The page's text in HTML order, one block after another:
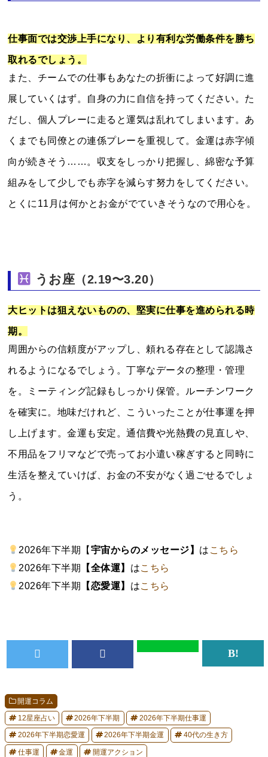
仕事面では交渉上手になり、より有利な労働条件を勝ち
取れるでしょう。
また、チームでの仕事もあなたの折衝によって好調に進
展していくはず。自身の力に自信を持ってください。た
だし、個人プレーに走ると運気は乱れてしまいます。あ
くまでも同僚との連係プレーを重視して。金運は赤字傾
向が続きそう……。収支をしっかり把握し、綿密な予算
組みをして少しでも赤字を減らす努力をしてください。
とくに11月は何かとお金がでていきそうなので用心を。
うお座 （2.19〜3.20）
大ヒットは狙えないものの、堅実に仕事を進められる時
期。
周囲からの信頼度がアップし、頼れる存在として認識さ
れるようになるでしょう。丁寧なデータの整理・管理
を。ミーティング記録もしっかり保管。ルーチンワーク
を確実に。地味だけれど、こういったことが仕事運を押
し上げます。金運も安定。通信費や光熱費の見直しや、
不用品をフリマなどで売ってお小遣い稼ぎすると同時に
生活を整えていけば、お金の不安がなく過ごせるでしょ
う。
2026年下半期【 宇宙からのメッセージ】 は こちら
2026年下半期
【全体運】 はこちら
2026年下半期
【恋愛運】 はこちら
開運コラム
12星座占い 2026年下半期 2026年下半期仕事運
2026年下半期恋愛運 2026年下半期金運 40代の生き方
仕事運 金運 開運アクション